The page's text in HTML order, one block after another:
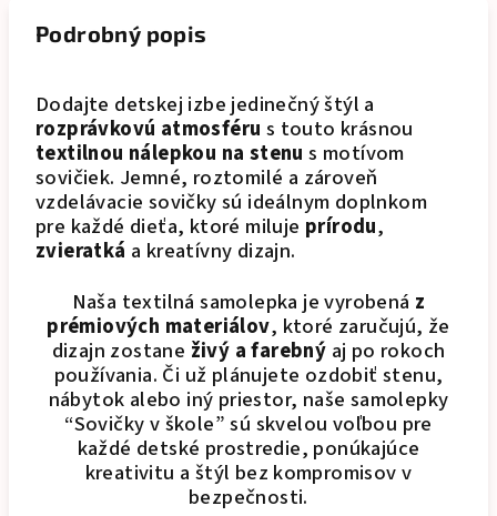
Podrobný popis
Dodajte detskej izbe jedinečný štýl a
rozprávkovú atmosféru s touto krásnou
textilnou nálepkou na stenu s motívom
sovičiek. Jemné, roztomilé a zároveň
vzdelávacie sovičky sú ideálnym doplnkom
pre každé dieťa, ktoré miluje prírodu,
zvieratká a kreatívny dizajn.
Naša textilná samolepka je vyrobená z
prémiových materiálov, ktoré zaručujú, že
dizajn zostane živý a farebný aj po rokoch
používania. Či už plánujete ozdobiť stenu,
nábytok alebo iný priestor, naše samolepky
“Sovičky v škole” sú skvelou voľbou pre
každé detské prostredie, ponúkajúce
kreativitu a štýl bez kompromisov v
bezpečnosti.